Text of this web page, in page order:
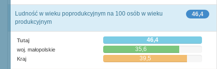
46,4
Ludność w wieku poprodukcyjnym na 100 osób w wieku
produkcyjnym
Tutaj 46,4
woj. małopolskie 35,6
Kraj 39,5